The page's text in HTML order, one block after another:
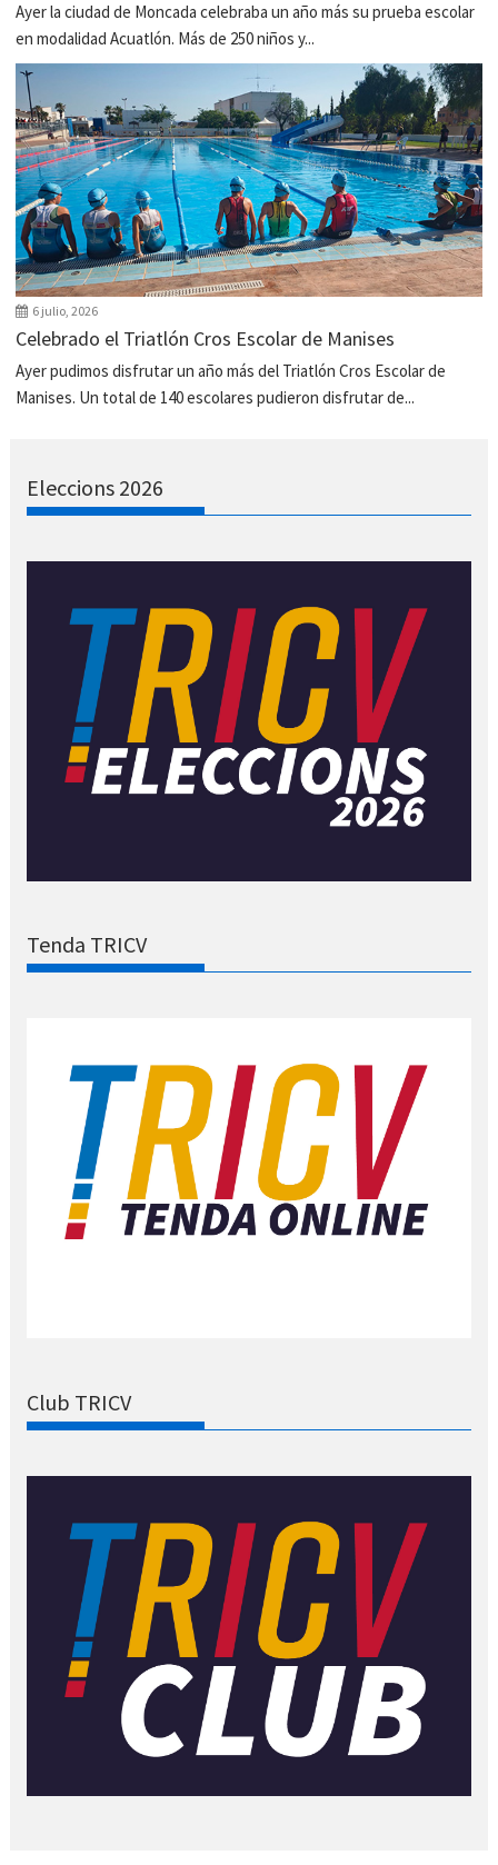
Ayer la ciudad de Moncada celebraba un año más su prueba escolar
en modalidad Acuatlón. Más de 250 niños y...
6 julio, 2026
Celebrado el Triatlón Cros Escolar de Manises
Ayer pudimos disfrutar un año más del Triatlón Cros Escolar de
Manises. Un total de 140 escolares pudieron disfrutar de...
Eleccions 2026
Tenda TRICV
Club TRICV